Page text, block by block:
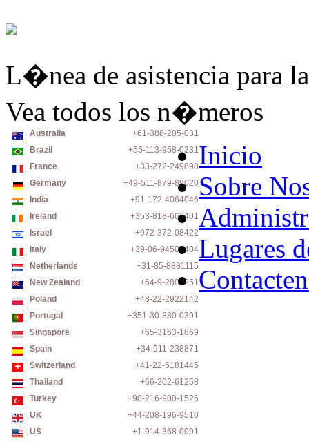
L�nea de asistencia para
Vea todos los n�meros
Australia
+61-388-205-031
Brazil
+55-113-958-0231
France
+33-272-249898
Germany
+49-511-879-89020
India
+91-172-4064046
Ireland
+353-818-663401
Israel
+972-372-08422
Italy
+39-06-94500404
Netherlands
+31-85-8881115
New Zealand
+64-9-2806251
Poland
+48-22-2922142
Portugal
+351-30-880-0391
Singapore
+65-3163-1869
Spain
+34-911-238871
Switzerland
+41-22-5181445
Thailand
+66-202-61258
Turkey
+90-216-900-1526
UK
+44-208-196-9510
US
+1-914-368-0091
Inicio
Sobre
Lugares